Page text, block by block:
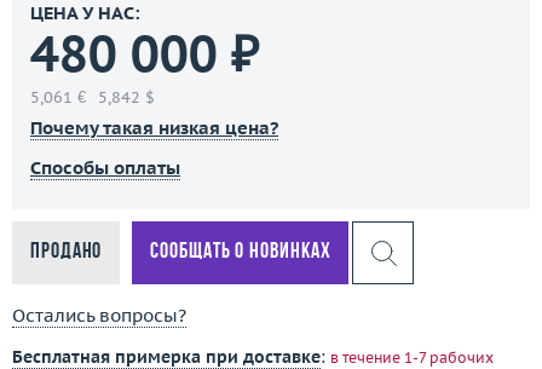
ЦЕНА У НАС:
480 000 ₽
5,061 € 5,842 $
Почему такая низкая цена?
Способы оплаты
Продано Сообщать о новинках
Остались вопросы?
Бесплатная примерка при доставке: в течение 1-7 рабочих